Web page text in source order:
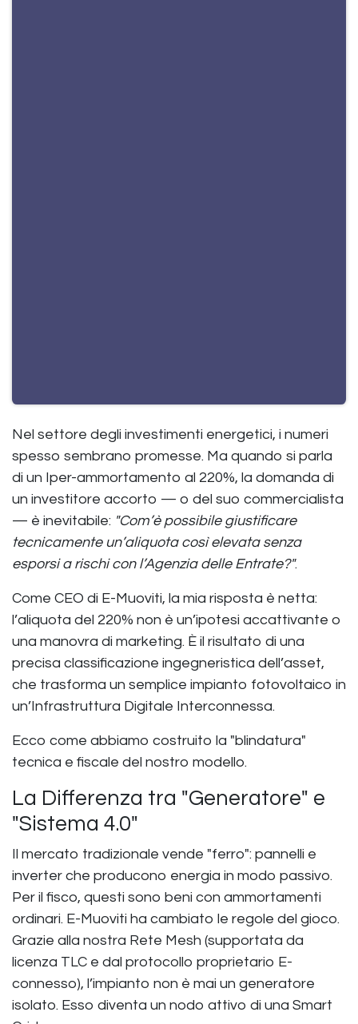
Nel settore degli investimenti energetici, i numeri
spesso sembrano promesse. Ma quando si parla
di un Iper-ammortamento al 220%, la domanda di
un investitore accorto — o del suo commercialista
— è inevitabile: "Com’è possibile giustificare
tecnicamente un’aliquota così elevata senza
esporsi a rischi con l’Agenzia delle Entrate?".
Come CEO di E-Muoviti, la mia risposta è netta:
l’aliquota del 220% non è un’ipotesi accattivante o
una manovra di marketing. È il risultato di una
precisa classificazione ingegneristica dell’asset,
che trasforma un semplice impianto fotovoltaico in
un’ Infrastruttura Digitale Interconnessa.
Ecco come abbiamo costruito la "blindatura"
tecnica e fiscale del nostro modello.
La Differenza tra "Generatore" e
"Sistema 4.0"
Il mercato tradizionale vende "ferro": pannelli e
inverter che producono energia in modo passivo.
Per il fisco, questi sono beni con ammortamenti
ordinari. E-Muoviti ha cambiato le regole del gioco.
Grazie alla nostra Rete Mesh (supportata da
licenza TLC e dal protocollo proprietario E-
connesso), l’impianto non è mai un generatore
isolato. Esso diventa un nodo attivo di una Smart